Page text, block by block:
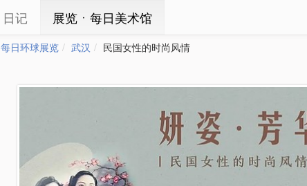
日记 展览ㆍ每日美术馆
每日环球展览 武汉 民国女性的时尚风情